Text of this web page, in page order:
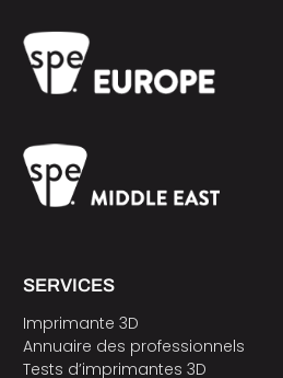
SERVICES
Imprimante 3D
Annuaire des professionnels
Tests d’imprimantes 3D